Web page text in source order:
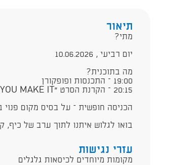
תיאור
מתי?
יום רביעי , 10.06.2026
מה בתוכנית?
19:00 – התכנסות ופופקורן
20:15 – הקרנת הסרט "SHAKE IN TILL YOU MAKE IT"
הכניסה חופשית – על בסיס מקום
בואו לגלוש איתנו לתוך ערב של כיף,
עזרי נגישות
מקומות מיוחדים לכיסאות גלגלים